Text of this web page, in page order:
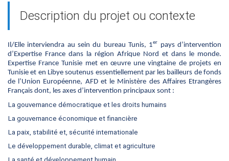
Description du projet ou contexte
Il/Elle interviendra au sein du bureau Tunis, 1er pays d’intervention
d’Expertise France dans la région Afrique Nord et dans le monde.
Expertise France Tunisie met en œuvre une vingtaine de projets en
Tunisie et en Libye soutenus essentiellement par les bailleurs de fonds
de l’Union Européenne, AFD et le Ministère des Affaires Etrangères
Français dont, les axes d’intervention principaux sont :
La gouvernance démocratique et les droits humains
La gouvernance économique et financière
La paix, stabilité et, sécurité internationale
Le développement durable, climat et agriculture